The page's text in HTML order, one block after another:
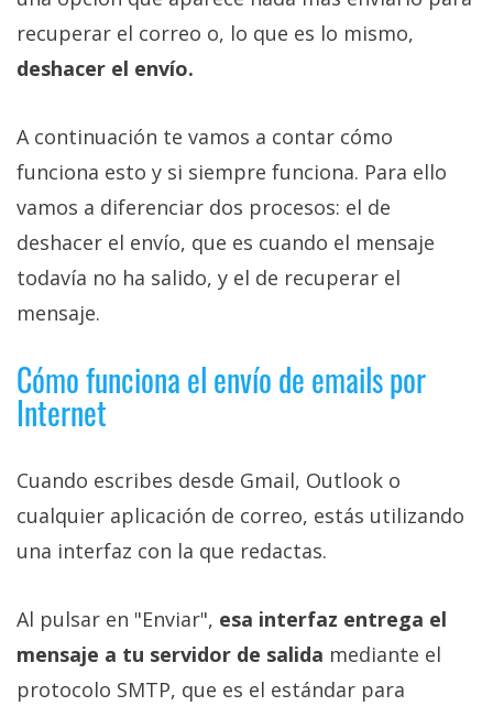
recuperar el correo o, lo que es lo mismo,
deshacer el envío.
A continuación te vamos a contar cómo
funciona esto y si siempre funciona. Para ello
vamos a diferenciar dos procesos: el de
deshacer el envío, que es cuando el mensaje
todavía no ha salido, y el de recuperar el
mensaje.
Cómo funciona el envío de emails por
Internet
Cuando escribes desde Gmail, Outlook o
cualquier aplicación de correo, estás utilizando
una interfaz con la que redactas.
Al pulsar en "Enviar", esa interfaz entrega el
mensaje a tu servidor de salida mediante el
protocolo SMTP, que es el estándar para